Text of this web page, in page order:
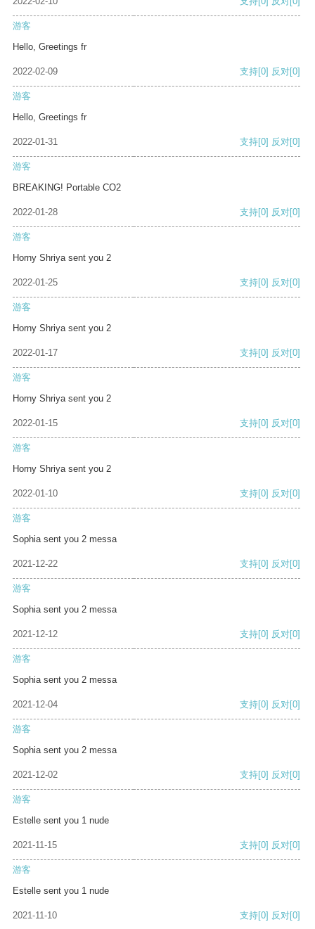
游客
Hello, Greetings fr
2022-02-09 支持[0] 反对[0]
游客
Hello, Greetings fr
2022-01-31 支持[0] 反对[0]
游客
BREAKING! Portable CO2
2022-01-28 支持[0] 反对[0]
游客
Horny Shriya sent you 2
2022-01-25 支持[0] 反对[0]
游客
Horny Shriya sent you 2
2022-01-17 支持[0] 反对[0]
游客
Horny Shriya sent you 2
2022-01-15 支持[0] 反对[0]
游客
Horny Shriya sent you 2
2022-01-10 支持[0] 反对[0]
游客
Sophia sent you 2 messa
2021-12-22 支持[0] 反对[0]
游客
Sophia sent you 2 messa
2021-12-12 支持[0] 反对[0]
游客
Sophia sent you 2 messa
2021-12-04 支持[0] 反对[0]
游客
Sophia sent you 2 messa
2021-12-02 支持[0] 反对[0]
游客
Estelle sent you 1 nude
2021-11-15 支持[0] 反对[0]
游客
Estelle sent you 1 nude
2021-11-10 支持[0] 反对[0]